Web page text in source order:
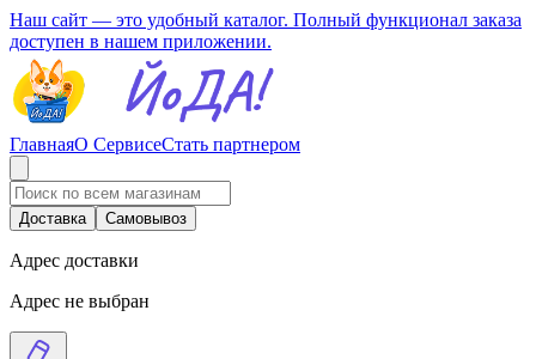
Наш сайт — это удобный каталог. Полный функционал заказа
доступен в нашем приложении.
ГлавнаяО СервисеСтать партнером
Доставка Самовывоз
Адрес доставки
Адрес не выбран